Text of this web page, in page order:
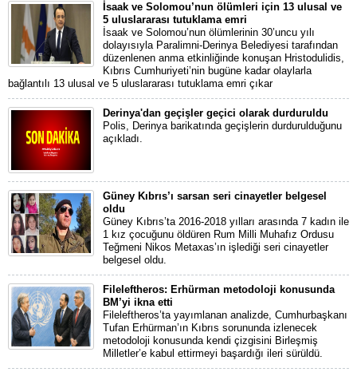
İsaak ve Solomou’nun ölümleri için 13 ulusal ve
5 uluslararası tutuklama emri
İsaak ve Solomou’nun ölümlerinin 30’uncu yılı
dolayısıyla Paralimni-Derinya Belediyesi tarafından
düzenlenen anma etkinliğinde konuşan Hristodulidis,
Kıbrıs Cumhuriyeti’nin bugüne kadar olaylarla
bağlantılı 13 ulusal ve 5 uluslararası tutuklama emri çıkar
Derinya'dan geçişler geçici olarak durduruldu
Polis, Derinya barikatında geçişlerin durdurulduğunu
açıkladı.
Güney Kıbrıs’ı sarsan seri cinayetler belgesel
oldu
Güney Kıbrıs’ta 2016-2018 yılları arasında 7 kadın ile
1 kız çocuğunu öldüren Rum Milli Muhafız Ordusu
Teğmeni Nikos Metaxas’ın işlediği seri cinayetler
belgesel oldu.
Fileleftheros: Erhürman metodoloji konusunda
BM’yi ikna etti
Fileleftheros’ta yayımlanan analizde, Cumhurbaşkanı
Tufan Erhürman’ın Kıbrıs sorununda izlenecek
metodoloji konusunda kendi çizgisini Birleşmiş
Milletler’e kabul ettirmeyi başardığı ileri sürüldü.